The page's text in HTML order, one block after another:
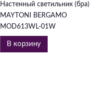
Настенный светильник (бра)
MAYTONI BERGAMO
MOD613WL-01W
В корзину